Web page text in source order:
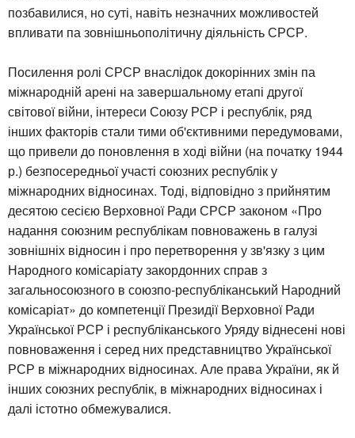
позбавилися, но суті, навіть незначних можливостей
впливати па зовнішньополітичну діяльність СРСР.
Посилення ролі СРСР внаслідок докорінних змін па
міжнародній арені на завершальному етапі другої
світової війни, інтереси Союзу РСР і республік, ряд
інших факторів стали тими об'єктивними передумовами,
що привели до поновлення в ході війни (на початку 1944
р.) безпосередньої участі союзних республік у
міжнародних відносинах. Тоді, відповідно з прийнятим
десятою сесією Верховної Ради СРСР законом «Про
надання союзним республікам повноважень в галузі
зовнішніх відносин і про перетворення у зв'язку з цим
Народного комісаріату закордонних справ з
загальносоюзного в союзпо-республіканський Народний
комісаріат» до компетенції Президії Верховної Ради
Української РСР і республіканського Уряду віднесені нові
повноваження і серед них представництво Української
РСР в міжнародних відносинах. Але права України, як й
інших союзних республік, в міжнародних відносинах і
далі істотно обмежувалися.